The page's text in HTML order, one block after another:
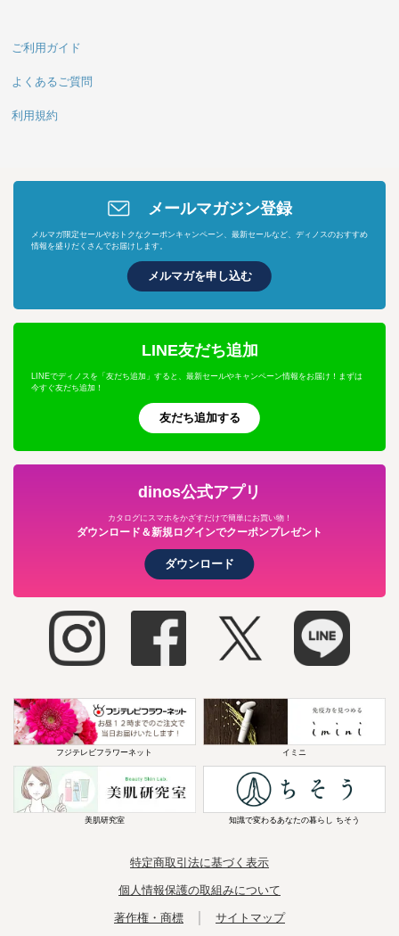
ご利用ガイド
よくあるご質問
利用規約
メールマガジン登録
メルマガ限定セールやおトクなクーポンキャンペーン、最新セールなど、ディノスのおすすめ
情報を盛りだくさんでお届けします。
メルマガを申し込む
LINE友だち追加
LINEでディノスを「友だち追加」すると、最新セールやキャンペーン情報をお届け！まずは
今すぐ友だち追加！
友だち追加する
dinos公式アプリ
カタログにスマホをかざすだけで簡単にお買い物！
ダウンロード＆新規ログインでクーポンプレゼント
ダウンロード
フジテレビフラワーネット イミニ
美肌研究室 知識で変わるあなたの暮らし ちそう
特定商取引法に基づく表示
個人情報保護の取組みについて
著作権・商標 サイトマップ